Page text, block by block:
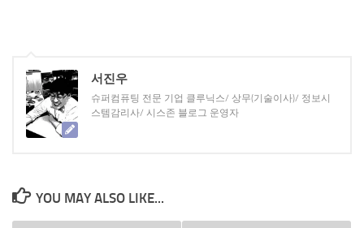
서진우
슈퍼컴퓨팅 전문 기업 클루닉스/ 상무(기술이사)/ 정보시
스템감리사/ 시스존 블로그 운영자
YOU MAY ALSO LIKE...